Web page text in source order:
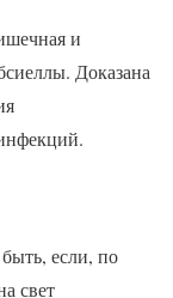
и
Доказана
если, по
свет